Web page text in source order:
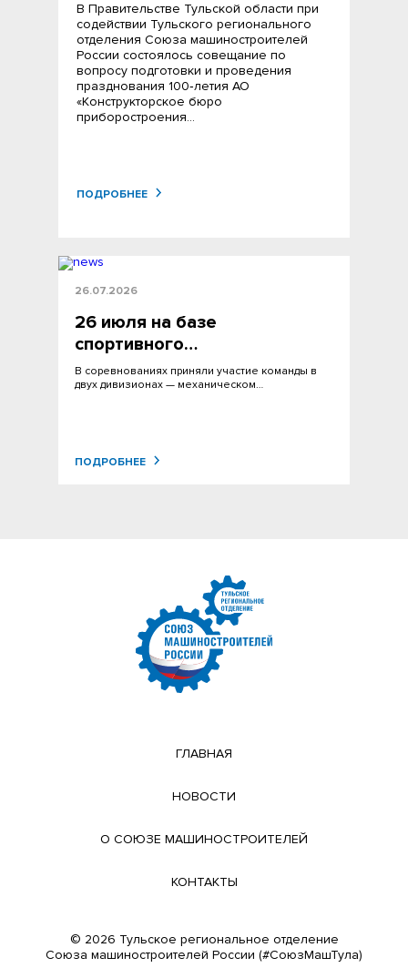
В Правительстве Тульской области при
содействии Тульского регионального
отделения Союза машиностроителей
России состоялось совещание по
вопросу подготовки и проведения
празднования 100‑летия АО
«Конструкторское бюро
приборостроения…
ПОДРОБНЕЕ
26.07.2026
26 июля на базе
спортивного…
В соревнованиях приняли участие команды в
двух дивизионах — механическом…
ПОДРОБНЕЕ
ГЛАВНАЯ
НОВОСТИ
О СОЮЗЕ МАШИНОСТРОИТЕЛЕЙ
КОНТАКТЫ
© 2026 Тульское региональное отделение
Cоюза машиностроителей России (#СоюзМашТула)